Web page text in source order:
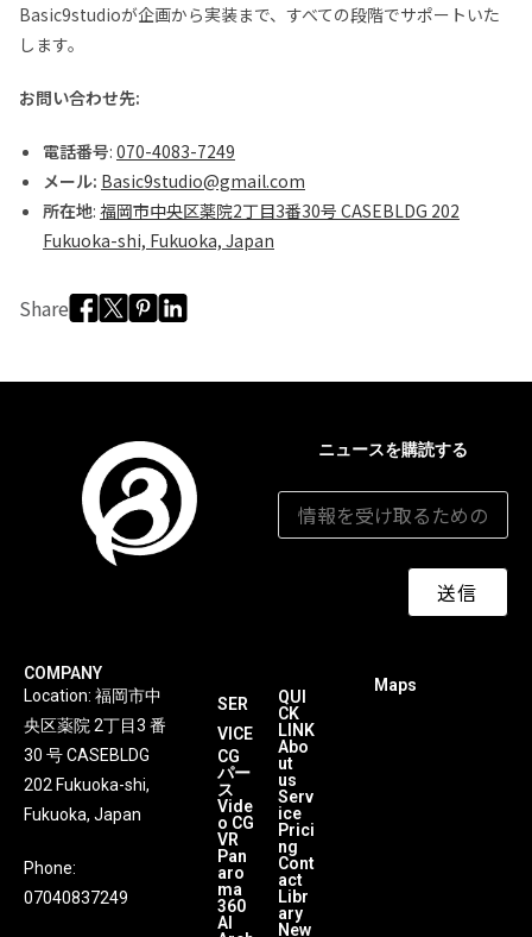
Basic9studioが企画から実装まで、すべての段階でサポートいた
します。
お問い合わせ先:
電話番号: 070-4083-7249
メール: Basic9studio@gmail.com
所在地: 福岡市中央区薬院2丁目3番30号 CASEBLDG 202
Fukuoka-shi, Fukuoka, Japan
Share
ニュースを購読する
送信
COMPANY
Location: 福岡市中
央区薬院 2丁目3 番
30 号 CASEBLDG
202 Fukuoka-shi,
Fukuoka, Japan
Phone:
07040837249
SER
VICE
CG
パー
ス
Vide
o CG
VR
Pan
aro
ma
360
AI
QUI
CK
LINK
Abo
ut
us
Serv
ice
Prici
ng
Cont
act
Libr
ary
New
Maps